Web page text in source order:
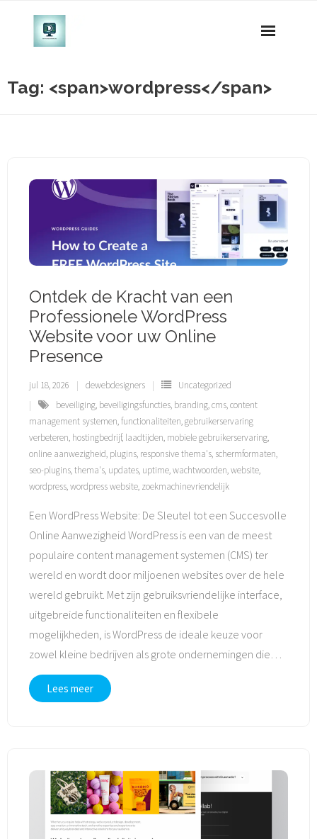
Tag: <span>wordpress</span>
Ontdek de Kracht van een
Professionele WordPress
Website voor uw Online
Presence
jul 18, 2026 dewebdesigners
Uncategorized
beveiliging, beveiligingsfuncties, branding,cms,content
management systemen,functionaliteiten,gebruikerservaring
verbeteren, hostingbedrijf, laadtijden, mobiele gebruikerservaring,
online aanwezigheid, plugins, responsive thema's, schermformaten,
seo-plugins,thema's, updates, uptime,wachtwoorden,website,
wordpress,wordpress website, zoekmachinevriendelijk
Een WordPress Website: De Sleutel tot een Succesvolle
Online Aanwezigheid WordPress is een van de meest
populaire content management systemen (CMS) ter
wereld en wordt door miljoenen websites over de hele
wereld gebruikt. Met zijn gebruiksvriendelijke interface,
uitgebreide functionaliteiten en flexibele
mogelijkheden, is WordPress de ideale keuze voor
zowel kleine bedrijven als grote ondernemingen die…
Lees meer